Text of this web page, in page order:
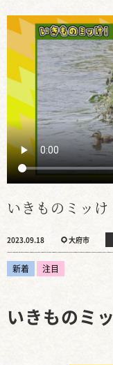
いきものミッ
2023.09.18 大府市
新着 注目
いきものミ